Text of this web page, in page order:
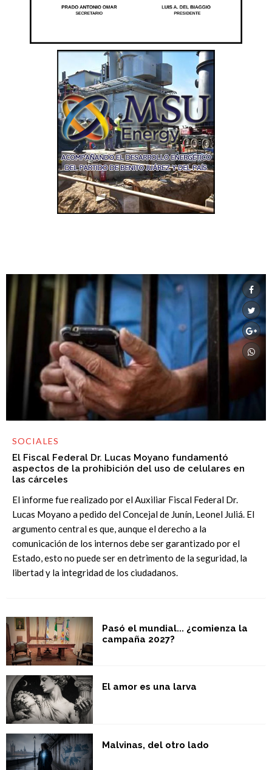
SOCIALES
El Fiscal Federal Dr. Lucas Moyano fundamentó
aspectos de la prohibición del uso de celulares en
las cárceles
El informe fue realizado por el Auxiliar Fiscal Federal Dr.
Lucas Moyano a pedido del Concejal de Junín, Leonel Juliá. El
argumento central es que, aunque el derecho a la
comunicación de los internos debe ser garantizado por el
Estado, esto no puede ser en detrimento de la seguridad, la
libertad y la integridad de los ciudadanos.
Pasó el mundial... ¿comienza la
campaña 2027?
El amor es una larva
Malvinas, del otro lado